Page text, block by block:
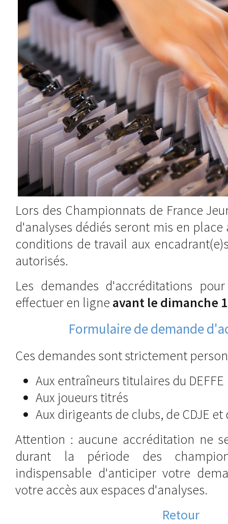
Lors des Championnats de France
d'analyses dédiés seront mis en
conditions de travail aux
autorisés.
Les demandes d'accréditations
effectuer en ligne avant le dimanche
Formulaire de demande
Ces demandes sont strictement
Aux entraîneurs titulaires du DEFFE
Aux joueurs titrés
Aux dirigeants de clubs, de CDJE et
Attention : aucune accréditation ne
durant la période des
indispensable d'anticiper votre
votre accès aux espaces d'analyses.
Retour